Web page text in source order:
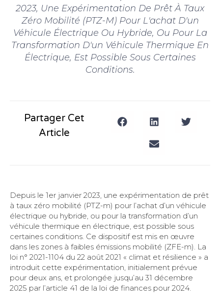
2023, Une Expérimentation De Prêt À Taux
Zéro Mobilité (PTZ-M) Pour L'achat D'un
Véhicule Électrique Ou Hybride, Ou Pour La
Transformation D'un Véhicule Thermique En
Électrique, Est Possible Sous Certaines
Conditions.
Partager Cet
Article
Depuis le 1er janvier 2023, une expérimentation de prêt
à taux zéro mobilité (PTZ-m) pour l’achat d’un véhicule
électrique ou hybride, ou pour la transformation d’un
véhicule thermique en électrique, est possible sous
certaines conditions. Ce dispositif est mis en œuvre
dans les zones à faibles émissions mobilité (ZFE-m). La
loi n° 2021-1104 du 22 août 2021 « climat et résilience » a
introduit cette expérimentation, initialement prévue
pour deux ans, et prolongée jusqu’au 31 décembre
2025 par l’article 41 de la loi de finances pour 2024.